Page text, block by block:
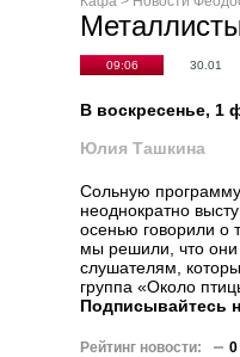
09:06 30.01
В воскресенье, 1
Юлия Ташкина
Сольную
неоднократно
осенью говорили о
мы решили, что они
слушателям,
группа «Около
Подписывайтесь
Рейтинг новости: 0